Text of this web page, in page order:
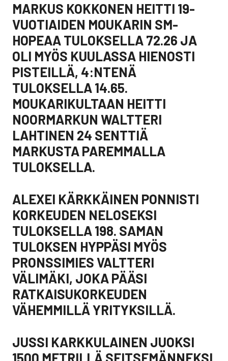
MARKUS KOKKONEN HEITTI 19-
VUOTIAIDEN MOUKARIN SM-
HOPEAA TULOKSELLA 72.26 JA
OLI MYÖS KUULASSA HIENOSTI
PISTEILLÄ, 4:NTENÄ
TULOKSELLA 14.65.
MOUKARIKULTAAN HEITTI
NOORMARKUN WALTTERI
LAHTINEN 24 SENTTIÄ
MARKUSTA PAREMMALLA
TULOKSELLA.
ALEXEI KÄRKKÄINEN PONNISTI
KORKEUDEN NELOSEKSI
TULOKSELLA 198. SAMAN
TULOKSEN HYPPÄSI MYÖS
PRONSSIMIES VALTTERI
VÄLIMÄKI, JOKA PÄÄSI
RATKAISUKORKEUDEN
VÄHEMMILLÄ YRITYKSILLÄ.
JUSSI KARKKULAINEN JUOKSI
1500 METRILLÄ SEITSEMÄNNEKSI